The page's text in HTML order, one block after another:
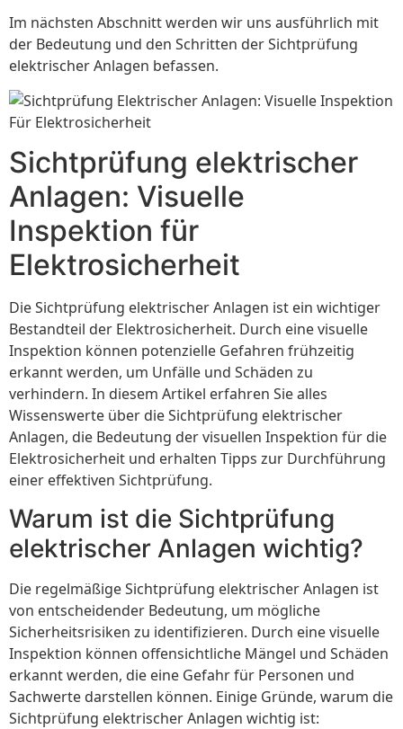
Im nächsten Abschnitt werden wir uns ausführlich mit
der Bedeutung und den Schritten der Sichtprüfung
elektrischer Anlagen befassen.
Sichtprüfung elektrischer
Anlagen: Visuelle
Inspektion für
Elektrosicherheit
Die Sichtprüfung elektrischer Anlagen ist ein wichtiger
Bestandteil der Elektrosicherheit. Durch eine visuelle
Inspektion können potenzielle Gefahren frühzeitig
erkannt werden, um Unfälle und Schäden zu
verhindern. In diesem Artikel erfahren Sie alles
Wissenswerte über die Sichtprüfung elektrischer
Anlagen, die Bedeutung der visuellen Inspektion für die
Elektrosicherheit und erhalten Tipps zur Durchführung
einer effektiven Sichtprüfung.
Warum ist die Sichtprüfung
elektrischer Anlagen wichtig?
Die regelmäßige Sichtprüfung elektrischer Anlagen ist
von entscheidender Bedeutung, um mögliche
Sicherheitsrisiken zu identifizieren. Durch eine visuelle
Inspektion können offensichtliche Mängel und Schäden
erkannt werden, die eine Gefahr für Personen und
Sachwerte darstellen können. Einige Gründe, warum die
Sichtprüfung elektrischer Anlagen wichtig ist: